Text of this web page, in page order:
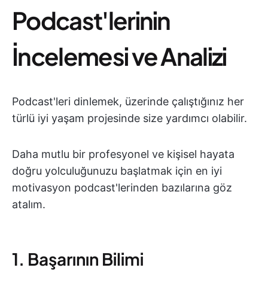
Podcast'lerinin
İncelemesi ve Analizi
Podcast'leri dinlemek, üzerinde çalıştığınız her
türlü iyi yaşam projesinde size yardımcı olabilir.
Daha mutlu bir profesyonel ve kişisel hayata
doğru yolculuğunuzu başlatmak için en iyi
motivasyon podcast'lerinden bazılarına göz
atalım.
1. Başarının Bilimi